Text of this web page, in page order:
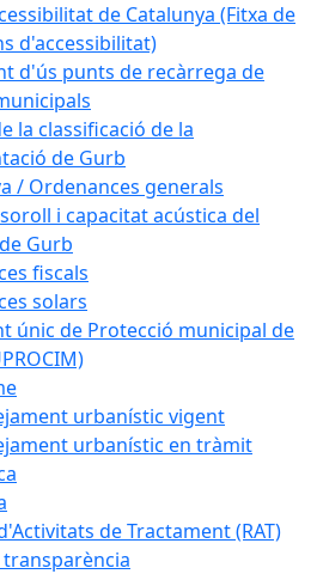
de Catalunya (Fitxa de
d'accessibilitat)
d'ús punts de recàrrega de
la classificació de la
de Gurb
/ Ordenances generals
i capacitat acústica del
Gurb
fiscals
solars
únic de Protecció municipal de
urbanístic vigent
urbanístic en tràmit
de Tractament (RAT)